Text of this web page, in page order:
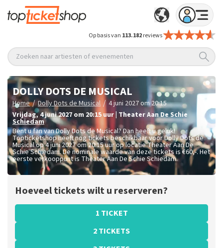
Op basis van 113.182reviews
Zoeken naar artiesten of evenementen
DOLLY DOTS DE MUSICAL
Home / Dolly Dots de Musical / 4 juni 2027 om 20:15
vrijdag, 4 juni 2027 om 20:15 uur Theater Aan De Schie
Schiedam
Bent u fan van Dolly Dots de Musical? Dan heeft u geluk!
Topticketshop heeft nog tickets beschikbaar voor Dolly Dots de
Musical op 4 juni 2027 om 20:15 uur op locatie Theater Aan De
Schie Schiedam. De nominale waarde van deze tickets is€60,-. Het
eerste verkooppunt is Theater Aan De Schie Schiedam.
Hoeveel tickets wilt u reserveren?
1 TICKET
2 TICKETS